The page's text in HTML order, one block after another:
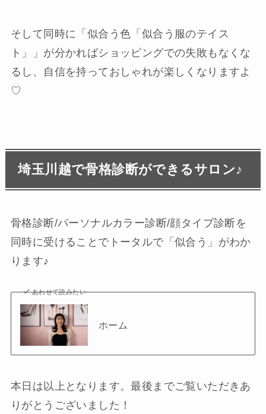
そして同時に「似合う色「似合う服のテイス
ト」」が分かればショッピングでの失敗もなくな
るし、自信を持っておしゃれが楽しくなりますよ
♡
埼玉川越で骨格診断ができるサロン♪
骨格診断/パーソナルカラー診断/顔タイプ診断を
同時に受けることでトータルで「似合う」がわか
ります♪
あわせて読みたい
ホーム
本日は以上となります。最後までご覧いただきあ
りがとうございました！